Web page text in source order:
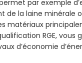
par exemple
de la laine minérale
matériaux
RGE, vous
d’économie